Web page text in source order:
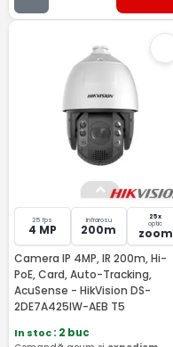
25 fps
4 MP
Infrarosu
200m
25x
optic
zoom
Camera IP 4MP, IR 200m, Hi-
PoE, Card, Auto-Tracking,
AcuSense - HikVision DS-
2DE7A425IW-AEB T5
In stoc: 2 buc